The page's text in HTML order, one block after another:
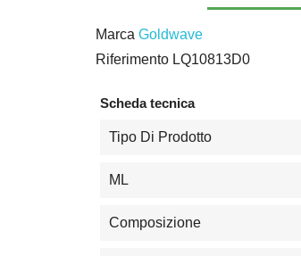
Marca Goldwave
Riferimento LQ10813D0
Scheda tecnica
Tipo Di Prodotto
ML
Composizione